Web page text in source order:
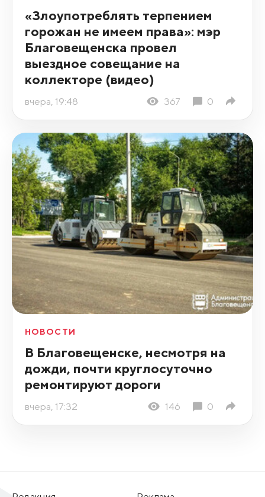
«Злоупотреблять терпением
горожан не имеем права»: мэр
Благовещенска провел
выездное совещание на
коллекторе (видео)
вчера, 19:48 367 0
НОВОСТИ
В Благовещенске, несмотря на
дожди, почти круглосуточно
ремонтируют дороги
вчера, 17:32 146 0